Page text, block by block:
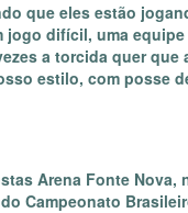
que eles estão
jogo difícil, uma
a torcida quer
estilo, com posse
Arena Fonte
Campeonato